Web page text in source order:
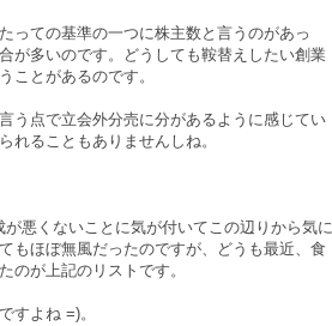
っての基準の一つに株主数と言うのがあっ
が多いのです。どうしても鞍替えしたい創業
ことがあるのです。
う点で立会外分売に分があるように感じてい
れることもありませんしね。
悪くないことに気が付いてこの辺りから気に
もほぼ無風だったのですが、どうも最近、食
のが上記のリストです。
すよね =)。